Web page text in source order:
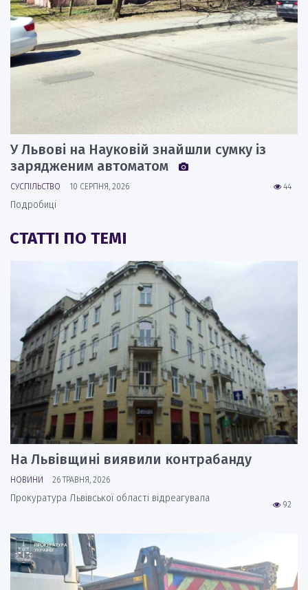
У Львові на Науковій знайшли сумку із
зарядженим автоматом
44
СУСПІЛЬСТВО 10 СЕРПНЯ, 2026
Подробиці
СТАТТІ ПО ТЕМІ
На Львівщині виявили контрабанду
НОВИНИ 26 ТРАВНЯ, 2026
92
Прокуратура Львівської області відреагувала